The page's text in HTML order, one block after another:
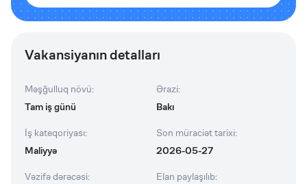
Vakansiyanın detalları
Məşğulluq növü:
Tam iş günü
Ərazi:
Bakı
İş kateqoriyası:
Maliyyə
Son müraciət tarixi:
2026-05-27
Vəzifə dərəcəsi:
Elan paylaşılıb: